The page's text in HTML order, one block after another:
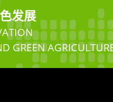
发展
GREEN